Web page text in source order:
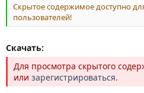
Скрытое содержимое доступно
пользователей!
Скачать:
Для просмотра скрытого
или зарегистрироваться.